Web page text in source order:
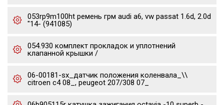
053rp9m100ht ремень грм audi a6, vw passat 1.6d, 2.0d
"14- (941085)
054.930 комплект прокладок и уплотнений
клапанной крышки /
06-00181-sx_датчик положения коленвала_\\
citroen c4 08_, peugeot 207/308 07_